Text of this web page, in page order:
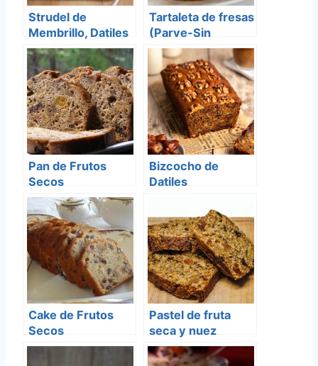
Strudel de
Membrillo, Datiles
y Pasas de uva
Tartaleta de fresas
(Parve-Sin
Lacteos)
Pan de Frutos
Secos
Bizcocho de
Datiles
Cake de Frutos
Secos
Pastel de fruta
seca y nuez